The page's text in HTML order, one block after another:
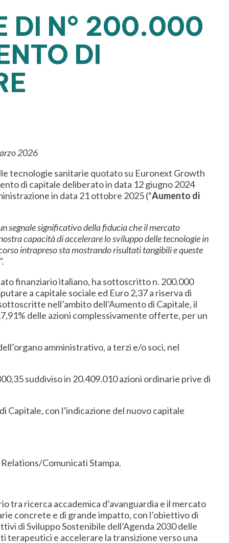
DI N° 200.000
DI
2026
tecnologie sanitarie quotato su Euronext Growth
di capitale deliberato in data 12 giugno 2024
in data 21 ottobre 2025 (“Aumento di
segnale significativo della fiducia che il mercato
capacità di accelerarelo sviluppo delle tecnologie in
intrapreso sta mostrando risultati tangibili e queste
finanziario italiano, ha sottoscritto n. 200.000
a capitale sociale ed Euro 2,37 a riserva di
nell’ambito dell’Aumento di Capitale, il
delle azioni complessivamente offerte, per un
amministrativo, a terzi e/o soci, nel
suddiviso in 20.409.010 azioni ordinarie prive di
Capitale, con l’indicazione del nuovo capitale
Comunicati Stampa.
tra ricerca accademica d’avanguardia e il mercato
concrete e di grande impatto, con l’obiettivo di
di Sviluppo Sostenibile dell’Agenda 2030 delle
terapeutici e accelerare la transizione verso una